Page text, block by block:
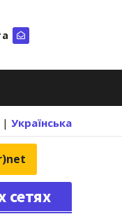
| Українська